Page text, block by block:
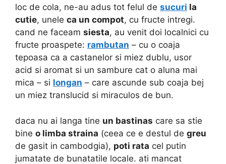
loc de cola, ne-au adus tot felul de sucuri la
cutie, unele ca un compot, cu fructe intregi.
cand ne faceam siesta, au venit doi localnici cu
fructe proaspete: rambutan – cu o coaja
tepoasa ca a castanelor si miez dublu, usor
acid si aromat si un sambure cat o aluna mai
mica – si longan – care ascunde sub coaja bej
un miez translucid si miraculos de bun.
daca nu ai langa tine un bastinas care sa stie
bine o limba straina (ceea ce e destul de greu
de gasit in cambodgia), poti rata cel putin
jumatate de bunatatile locale. ati mancat